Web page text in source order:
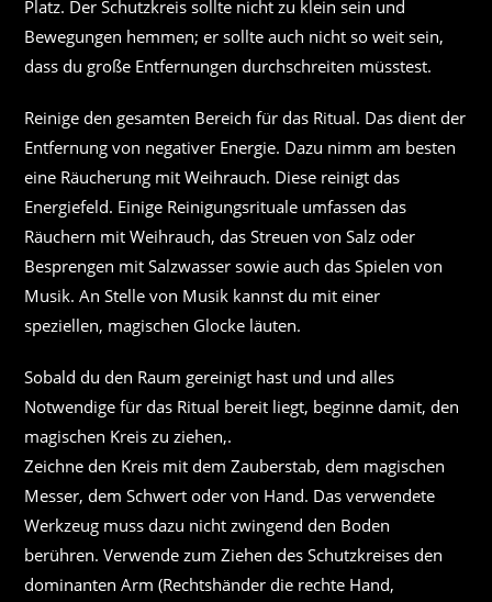
Platz. Der Schutzkreis sollte nicht zu klein sein und
Bewegungen hemmen; er sollte auch nicht so weit sein,
dass du große Entfernungen durchschreiten müsstest.
Reinige den gesamten Bereich für das Ritual. Das dient der
Entfernung von negativer Energie. Dazu nimm am besten
eine Räucherung mit Weihrauch. Diese reinigt das
Energiefeld. Einige Reinigungsrituale umfassen das
Räuchern mit Weihrauch, das Streuen von Salz oder
Besprengen mit Salzwasser sowie auch das Spielen von
Musik. An Stelle von Musik kannst du mit einer
speziellen, magischen Glocke läuten.
Sobald du den Raum gereinigt hast und und alles
Notwendige für das Ritual bereit liegt, beginne damit, den
magischen Kreis zu ziehen,.
Zeichne den Kreis mit dem Zauberstab, dem magischen
Messer, dem Schwert oder von Hand. Das verwendete
Werkzeug muss dazu nicht zwingend den Boden
berühren. Verwende zum Ziehen des Schutzkreises den
dominanten Arm (Rechtshänder die rechte Hand,